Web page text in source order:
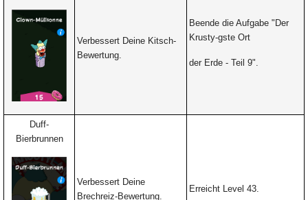
Verbessert Deine Kitsch-
Bewertung.
Beende die Aufgabe "Der
Krusty-gste Ort
der Erde - Teil 9".
Duff-
Bierbrunnen
Verbessert Deine
Brechreiz-Bewertung.
Erreicht Level 43.